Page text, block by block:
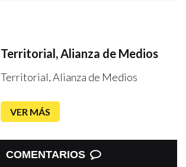
Territorial, Alianza de Medios
Territorial, Alianza de Medios
VER MÁS
COMENTARIOS